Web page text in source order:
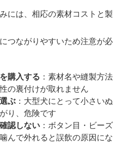
には、相応の素材コストと製
つながりやすいため注意が必
購入する ：素材名や縫製方法
の裏付けが取れません
ぶ ：大型犬にとって小さいぬ
り、危険です
認しない ：ボタン目・ビーズ
んで外れると誤飲の原因にな